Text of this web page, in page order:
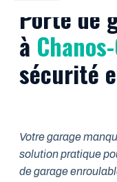
Porte de
à
sécurité
Votre garage
solution pratique
de garage